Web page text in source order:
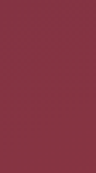
le même réseau
sur le port
tester votre
avec le
PC, sur le port
Start Page »
for Adobe AIR